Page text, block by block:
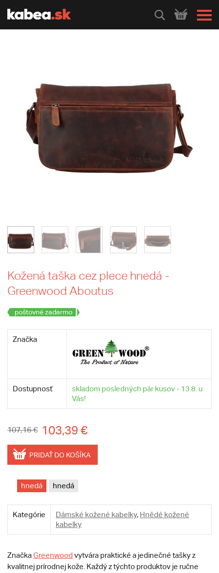
HLEDEJ
Kožená taška cez plece hnedá -
Greenwood Aboutus
poštovné zadarmo
Značka
Dostupnosť
skladom posledných pár kusov - 13.8. u
Vás!
107,16 € 103,39 €
PRIDAŤ DO KOŠÍKA
hnedá hnedá
Kategórie Dámské kožené kabelky, Hnědé kožené
kabelky
Značka Greenwood vytvára praktické a jedinečné tašky z
kvalitnej prírodnej kože. Každý z týchto produktov je ručne